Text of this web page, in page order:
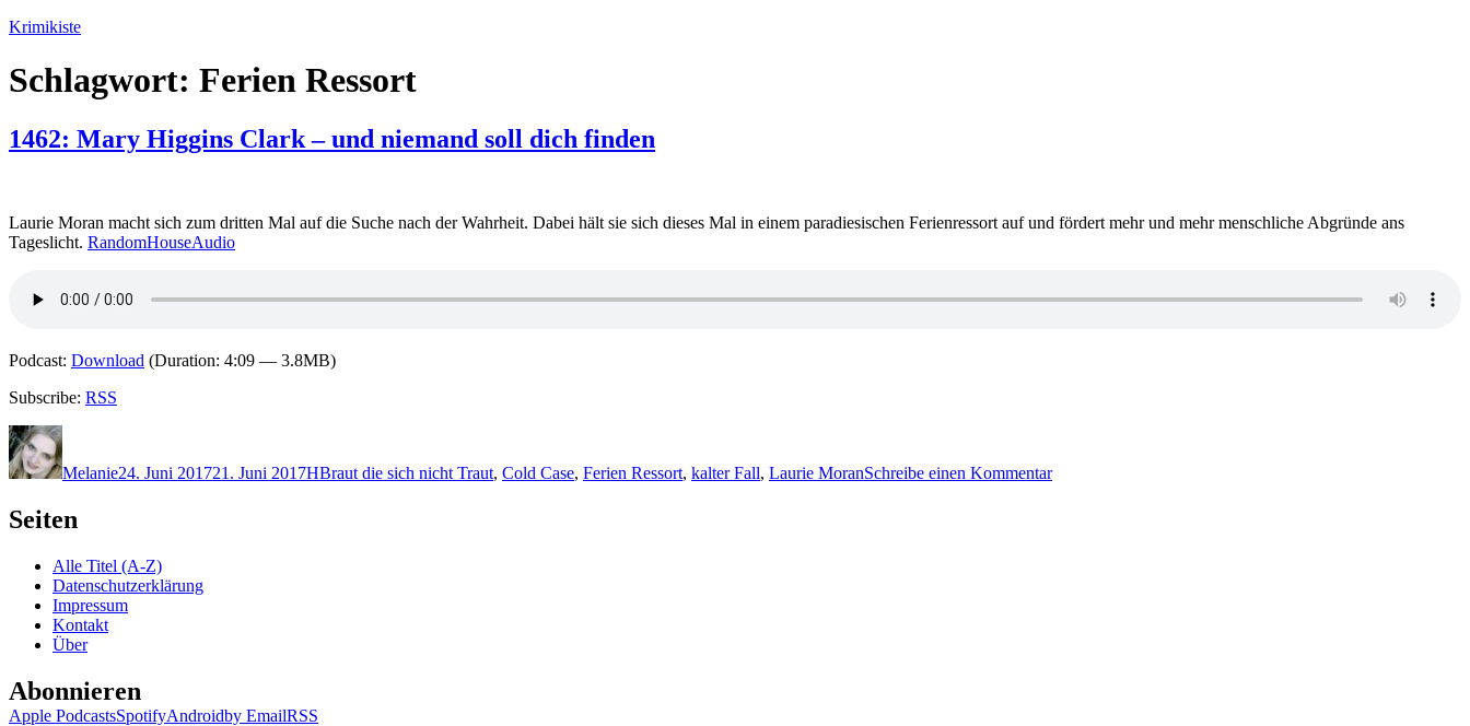
Zum
springen
Krimikiste
Schlagwort: Ferien Ressort
1462: Mary Higgins Clark – und niemand soll dich finden
Laurie Moran macht sich zum dritten Mal auf die Suche nach der Wahrheit. Dabei hält sie sich dieses Mal in einem paradiesischen Ferienressort auf und fördert mehr und mehr menschliche Abgründe ans
Tageslicht. RandomHouseAudio
Podcast: Download (Duration: 4:09 — 3.8MB)
Subscribe: RSS
Autor
Melanie24. Juni 201721. Juni 2017HBraut die sich nicht Traut, Cold Case, Ferien Ressort, kalter Fall, Laurie MoranSchreibe einen KommentarMary
Seiten
Alle Titel (A-Z)
Datenschutzerklärung
Impressum
Kontakt
Über
Abonnieren
Apple PodcastsSpotifyAndroidby EmailRSS